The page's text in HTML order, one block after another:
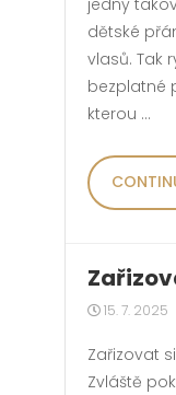
jedny
dětské
vlasů. Tak
bezplatné
kterou …
15. 7. 2025
Zařizovat
Zvláště